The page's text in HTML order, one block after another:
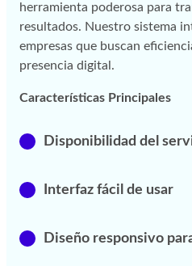
herramienta poderosa para
resultados. Nuestro sistema
empresas que buscan
presencia digital.
Características Principales
Disponibilidad del
Interfaz fácil de usar
Diseño responsivo